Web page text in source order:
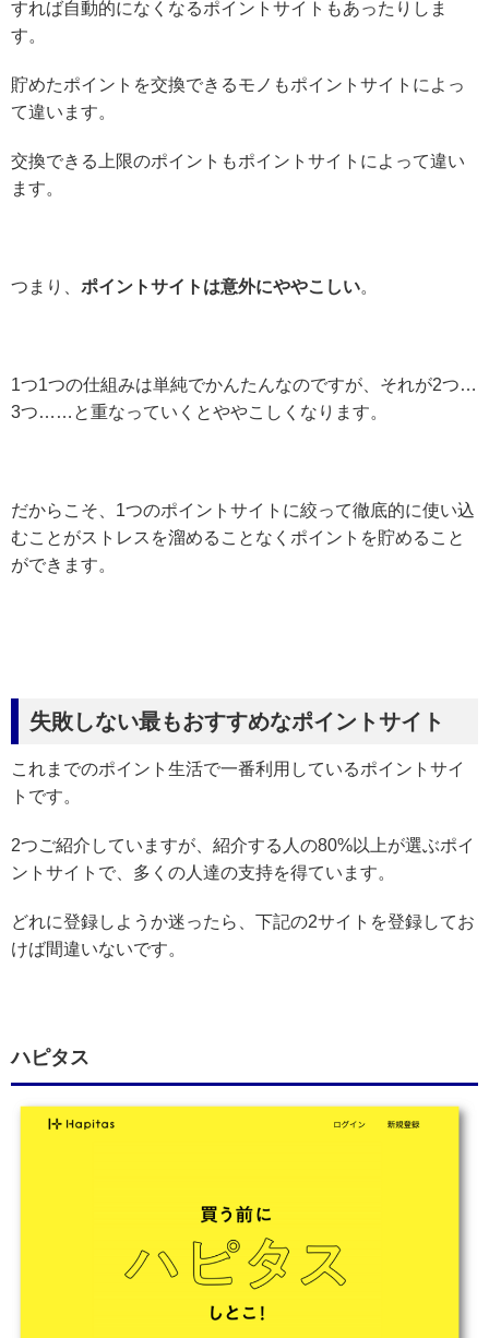
すれば自動的になくなるポイントサイトもあったりしま
す。
貯めたポイントを交換できるモノもポイントサイトによっ
て違います。
交換できる上限のポイントもポイントサイトによって違い
ます。
つまり、 ポイントサイトは意外にややこしい。
1つ1つの仕組みは単純でかんたんなのですが、それが2つ…
3つ……と重なっていくとややこしくなります。
だからこそ、1つのポイントサイトに絞って徹底的に使い込
むことがストレスを溜めることなくポイントを貯めること
ができます。
失敗しない最もおすすめなポイントサイト
これまでのポイント生活で一番利用しているポイントサイ
トです。
2つご紹介していますが、紹介する人の80%以上が選ぶポイ
ントサイトで、多くの人達の支持を得ています。
どれに登録しようか迷ったら、下記の2サイトを登録してお
けば間違いないです。
ハピタス